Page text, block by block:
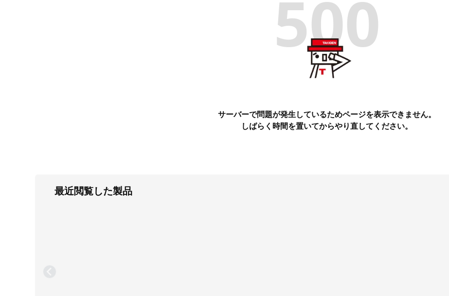
500
サーバーで問題が発生しているためページを表示できません。
しばらく時間を置いてからやり直してください。
最近閲覧した製品